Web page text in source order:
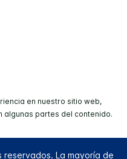
en nuestro sitio web,
algunas partes del contenido.
reservados. La mayoría de